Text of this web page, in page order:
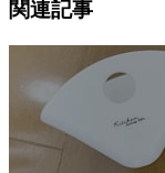
関連記事